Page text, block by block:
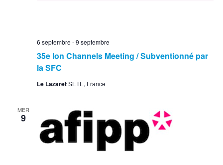
35e Ion Channels Meeting / Subventionné par
la SFC
6 septembre -9 septembre
Le LazaretSETE, France
MER
9